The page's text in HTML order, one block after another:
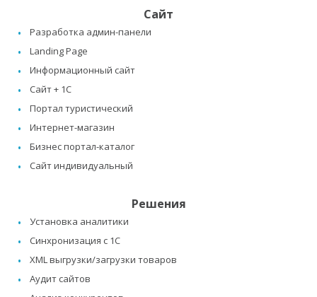
Сайт
Разработка админ-панели
Landing Page
Информационный сайт
Сайт + 1C
Портал туристический
Интернет-магазин
Бизнес портал-каталог
Сайт индивидуальный
Решения
Установка аналитики
Синхронизация с 1C
XML выгрузки/загрузки товаров
Аудит сайтов